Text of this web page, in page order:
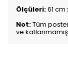
Ölçüleri:61 cm
Not:Tüm
ve